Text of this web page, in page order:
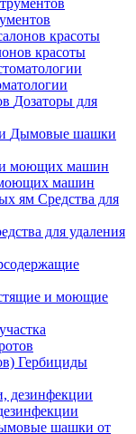
красоты
Дозаторы для
Дымовые шашки
машин
Средства для
для удаления
и моющие
Гербициды
шашки от